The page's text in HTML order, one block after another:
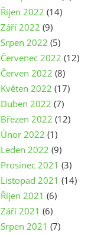
Říjen 2022 (14)
Září 2022 (9)
Srpen 2022 (5)
Červenec 2022 (12)
Červen 2022 (8)
Květen 2022 (17)
Duben 2022 (7)
Březen 2022 (12)
Únor 2022 (1)
Leden 2022 (9)
Prosinec 2021 (3)
Listopad 2021 (14)
Říjen 2021 (6)
Září 2021 (6)
Srpen 2021 (7)